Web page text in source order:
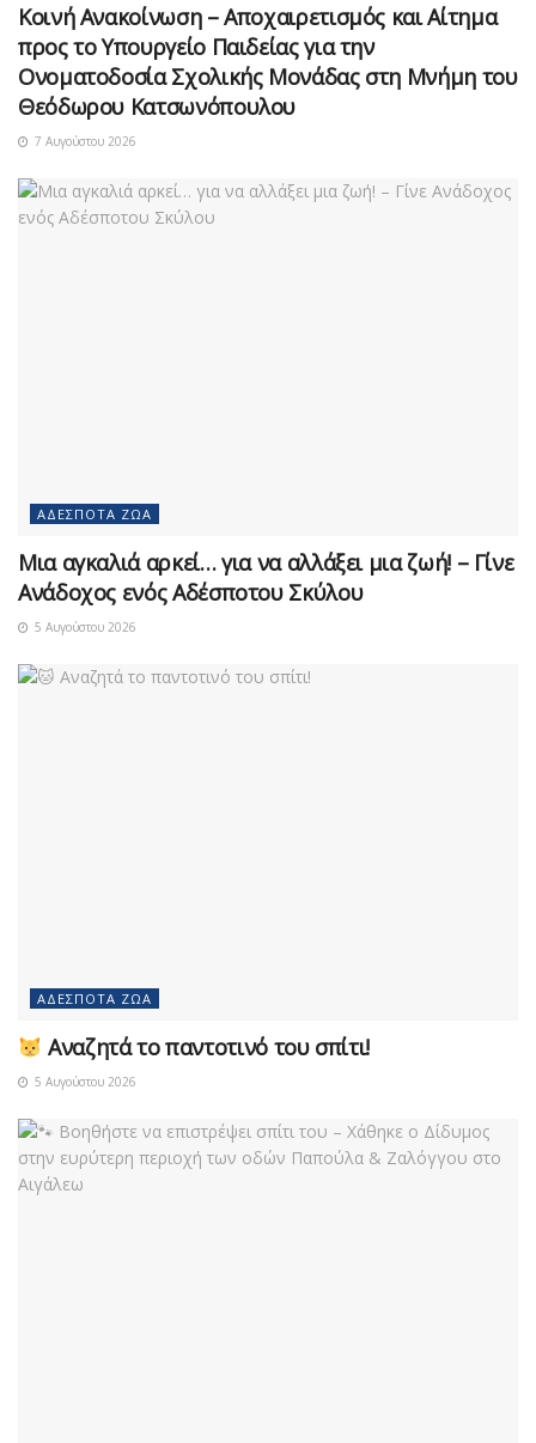
Κοινή Ανακοίνωση – Αποχαιρετισμός και Αίτημα
προς το Υπουργείο Παιδείας για την
Ονοματοδοσία Σχολικής Μονάδας στη Μνήμη του
Θεόδωρου Κατσωνόπουλου
7 Αυγούστου 2026
ΑΔΈΣΠΟΤΑ ΖΏΑ
Μια αγκαλιά αρκεί… για να αλλάξει μια ζωή! – Γίνε
Ανάδοχος ενός Αδέσποτου Σκύλου
5 Αυγούστου 2026
ΑΔΈΣΠΟΤΑ ΖΏΑ
Αναζητά το παντοτινό του σπίτι!
5 Αυγούστου 2026